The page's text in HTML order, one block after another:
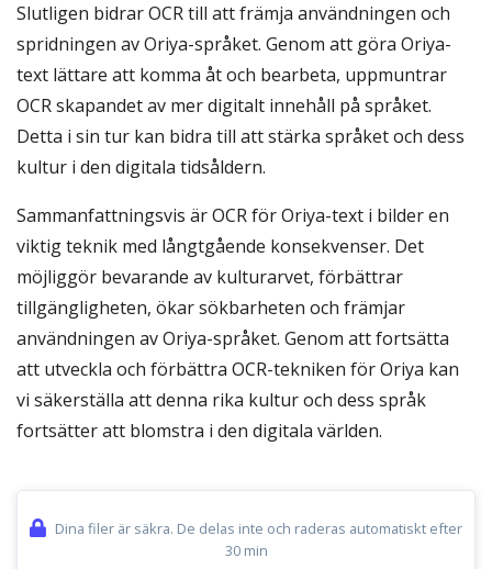
Slutligen bidrar OCR till att främja användningen och
spridningen av Oriya-språket. Genom att göra Oriya-
text lättare att komma åt och bearbeta, uppmuntrar
OCR skapandet av mer digitalt innehåll på språket.
Detta i sin tur kan bidra till att stärka språket och dess
kultur i den digitala tidsåldern.
Sammanfattningsvis är OCR för Oriya-text i bilder en
viktig teknik med långtgående konsekvenser. Det
möjliggör bevarande av kulturarvet, förbättrar
tillgängligheten, ökar sökbarheten och främjar
användningen av Oriya-språket. Genom att fortsätta
att utveckla och förbättra OCR-tekniken för Oriya kan
vi säkerställa att denna rika kultur och dess språk
fortsätter att blomstra i den digitala världen.
Dina filer är säkra. De delas inte och raderas automatiskt efter
30 min